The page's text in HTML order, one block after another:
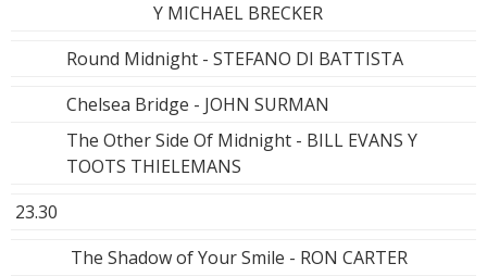
Y MICHAEL BRECKER
Round Midnight - STEFANO DI BATTISTA
Chelsea Bridge - JOHN SURMAN
The Other Side Of Midnight - BILL EVANS Y
TOOTS THIELEMANS
23.30
The Shadow of Your Smile - RON CARTER